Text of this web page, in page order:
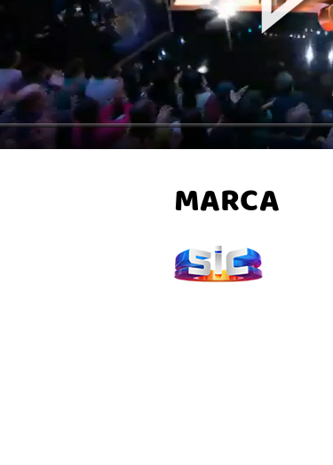
MARCA